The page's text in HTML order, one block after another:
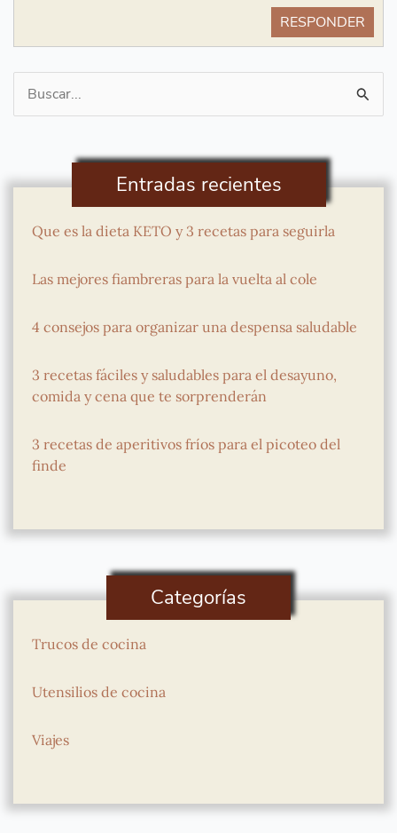
RESPONDER
Buscar
por:
Entradas recientes
Que es la dieta KETO y 3 recetas para seguirla
Las mejores fiambreras para la vuelta al cole
4 consejos para organizar una despensa saludable
3 recetas fáciles y saludables para el desayuno,
comida y cena que te sorprenderán
3 recetas de aperitivos fríos para el picoteo del
finde
Categorías
Trucos de cocina
Utensilios de cocina
Viajes